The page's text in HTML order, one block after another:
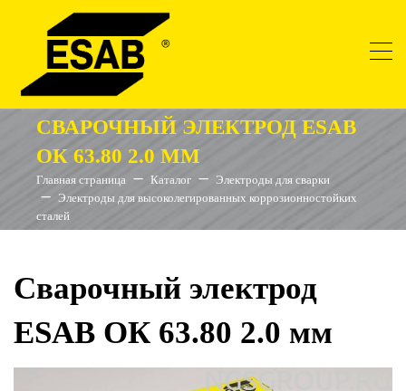
СВАРОЧНЫЙ ЭЛЕКТРОД ESAB
ОК 63.80 2.0 ММ
Главная страница Каталог
Электроды для сварки
Электроды для высоколегированных коррозионностойких
сталей
Сварочный электрод
ESAB ОК 63.80 2.0 мм